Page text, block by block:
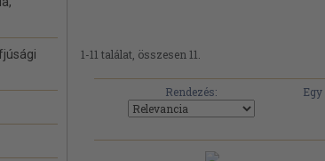
1-11 találat, összesen 11.
Rendezés: